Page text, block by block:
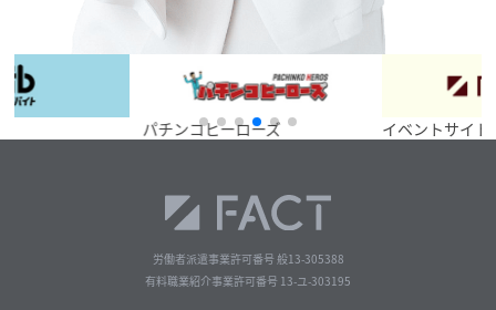
パチンコヒーローズ イベントサイト
労働者派遣事業許可番号 般13-305388
有料職業紹介事業許可番号 13-ユ-303195